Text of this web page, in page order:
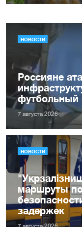
НОВОСТИ
Россияне
футбольный
7 августа 2026
НОВОСТИ
маршруты
задержек